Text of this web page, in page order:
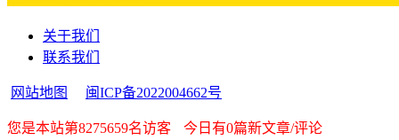
关于我们
联系我们
网站地图 闽ICP备2022004662号
您是本站第8275659名访客 今日有0篇新文章/评论